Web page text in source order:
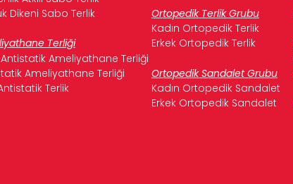
Dikeni Sabo Terlik
Ortopedik Terlik Grubu
Kadın Ortopedik Terlik
Terliği Erkek Ortopedik Terlik
Antistatik Ameliyathane Terliği
Ameliyathane Terliği Ortopedik Sandalet Grubu
Terlik Kadın Ortopedik Sandalet
Erkek Ortopedik Sandalet